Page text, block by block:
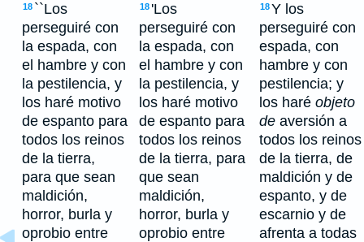
18 ``Los
perseguiré con
la espada, con
el hambre y con
la pestilencia, y
los haré motivo
de espanto para
todos los reinos
de la tierra,
para que sean
maldición,
horror, burla y
oprobio entre
18 'Los
perseguiré con
la espada, con
el hambre y con
la pestilencia, y
los haré motivo
de espanto para
todos los reinos
de la tierra, para
que sean
maldición,
horror, burla y
oprobio entre
18Y los
perseguiré con
espada, con
hambre y con
pestilencia; y
los haré objeto
de aversión a
todos los reinos
de la tierra, de
maldición y de
espanto, y de
escarnio y de
afrenta a todas